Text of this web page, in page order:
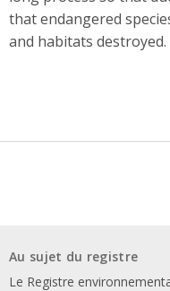
that endangered
and habitats destroyed.
Au sujet du registre
Le Registre